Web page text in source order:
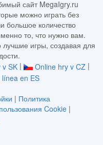
сайт MegaIgry.ru
можно играть без
большое количество
то, что нужно вам.
игры, создавая для
v SK | Online hry v CZ |
en ES
| Политика
Cookie |